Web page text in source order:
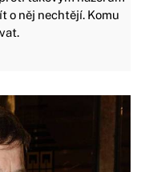
o něj nechtějí. Komu